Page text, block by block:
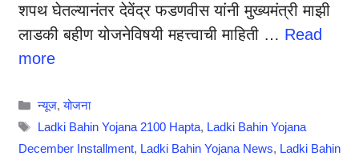
शपथ घेतल्यानंतर देवेंद्र फडणवीस यांनी मुख्यमंत्री माझी
लाडकी बहीण योजनेविषयी महत्त्वाची माहिती … Read
more
Categories
न्यूज,योजना
Tags
Ladki Bahin Yojana 2100 Hapta, Ladki Bahin Yojana
December Installment, Ladki Bahin Yojana News, Ladki Bahin